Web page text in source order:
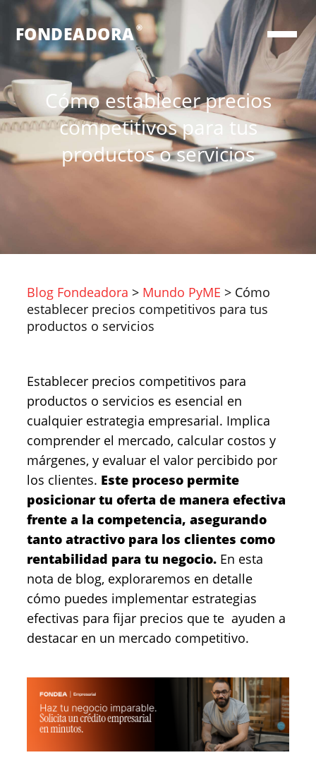
FONDEADORA®
Cómo establecer precios
competitivos para tus
productos o servicios
Blog Fondeadora > Mundo PyME > Cómo
establecer precios competitivos para tus
productos o servicios
Establecer precios competitivos para
productos o servicios es esencial en
cualquier estrategia empresarial. Implica
comprender el mercado, calcular costos y
márgenes, y evaluar el valor percibido por
los clientes. Este proceso permite
posicionar tu oferta de manera efectiva
frente a la competencia, asegurando
tanto atractivo para los clientes como
rentabilidad para tu negocio. En esta
nota de blog, exploraremos en detalle
cómo puedes implementar estrategias
efectivas para fijar precios que te ayuden a
destacar en un mercado competitivo.